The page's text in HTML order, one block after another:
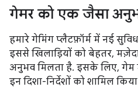
गेमर को एक जैसा
हमारे गेमिंग प्लैटफ़ॉर्म में नई
इससे खिलाड़ियों को बेहतर,
अनुभव मिलता है. इसके लिए, गेम
इन दिशा-निर्देशों को शामिल